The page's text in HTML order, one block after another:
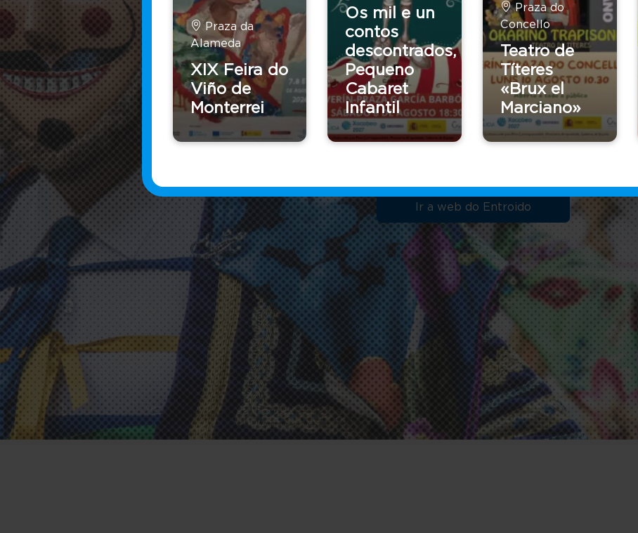
Entroido de Verín
Festa de interese turístico
CONCELLO DE VERÍN
Ir a web do Entroido
Praza da
Alameda
XIX Feira do
Viño de
Monterrei
Os mil e un
contos
descontrados,
Pequeno
Cabaret
Infantil
Praza do
Concello
Teatro de
Títeres
«Brux el
Marciano»